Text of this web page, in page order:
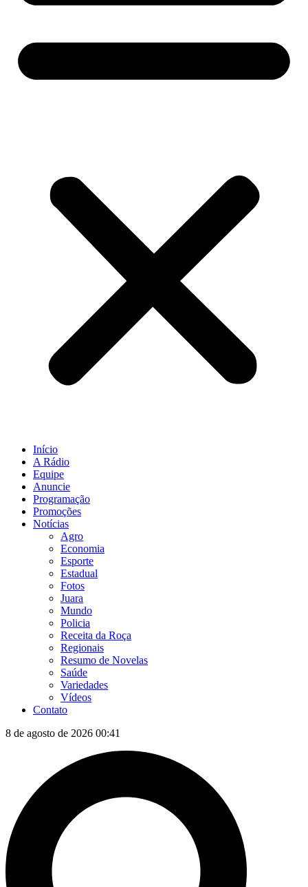
Início
A Rádio
Equipe
Anuncie
Programação
Promoções
Notícias
Agro
Economia
Esporte
Estadual
Fotos
Juara
Mundo
Policia
Receita da Roça
Regionais
Resumo de Novelas
Saúde
Variedades
Vídeos
Contato
8 de agosto de 2026 00:41